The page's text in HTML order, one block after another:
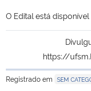
Controladoria-Geral da União
Ministério da Mulher, da
Secretaria-Geral
O Edital está disponível
https://
Registrado em SEM